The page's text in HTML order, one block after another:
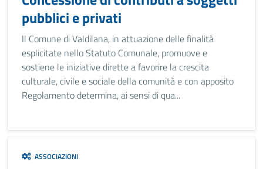
pubblici e privati
Il Comune di Valdilana, in attuazione delle finalità
esplicitate nello Statuto Comunale, promuove e
sostiene le iniziative dirette a favorire la crescita
culturale, civile e sociale della comunità e con apposito
Regolamento determina, ai sensi di qua...
ASSOCIAZIONI